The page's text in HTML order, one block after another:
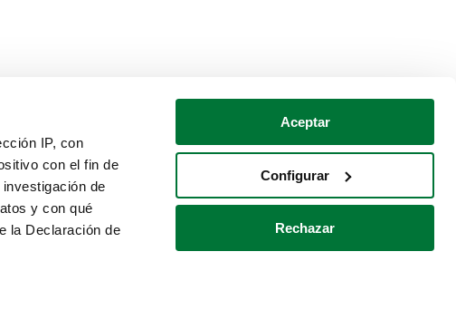
IP, con
con el fin de
de
y con qué
la Declaración de
Aceptar
Configurar
Rechazar